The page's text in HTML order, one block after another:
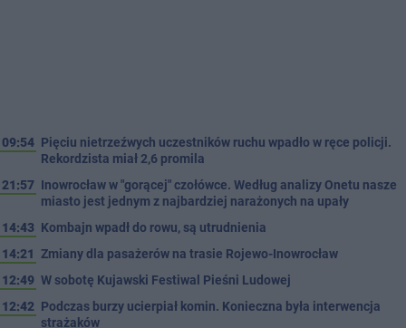
09:54 Pięciu nietrzeźwych uczestników ruchu wpadło w ręce policji.
Rekordzista miał 2,6 promila
21:57 Inowrocław w "gorącej" czołówce. Według analizy Onetu nasze
miasto jest jednym z najbardziej narażonych na upały
14:43 Kombajn wpadł do rowu, są utrudnienia
14:21 Zmiany dla pasażerów na trasie Rojewo-Inowrocław
12:49 W sobotę Kujawski Festiwal Pieśni Ludowej
12:42 Podczas burzy ucierpiał komin. Konieczna była interwencja
strażaków